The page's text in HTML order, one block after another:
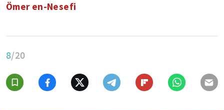
Ömer en-Nesefi
8/20